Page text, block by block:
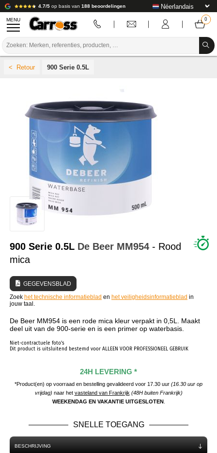
4.7/5 op basis van 188 beoordelingen
MENU
VOORBEREIDING / VERVEN / AFWERKING
VERBRUIKSARTIKELEN VOOR CARROSSERIE
GEREEDSCHAP VOOR CARROSSERIE
UITRUSTING VOOR CARROSSERIE
LABORATORIUMINSTALLATIE
HANDLEIDING & ADVIES
900 Serie 0.5L
900 Serie 0.5L De Beer MM954 - Rood
mica
GEGEVENSBLAD
Zoek het technische informatieblad en het veiligheidsinformatieblad in
jouw taal.
De Beer MM954 is een rode mica kleur verpakt in 0,5L. Maakt
deel uit van de 900-serie en is een primer op waterbasis.
Niet-contractuele foto's
Dit product is uitsluitend bestemd voor ALLEEN VOOR PROFESSIONEEL GEBRUIK
24H LEVERING *
*Product(en) op voorraad en bestelling gevalideerd voor 17.30 uur (16.30 uur op
vrijdag) naar het vasteland van Frankrijk (48H buiten Frankrijk)
WEEKENDAG EN VAKANTIE UITGESLOTEN.
SNELLE TOEGANG
BESCHRIJVING